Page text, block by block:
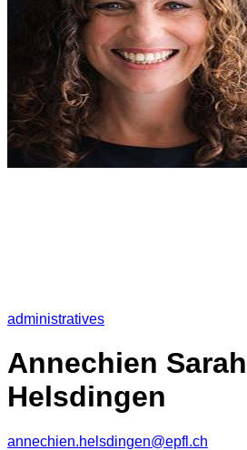
administratives
Annechien Sarah
Helsdingen
annechien.helsdingen@epfl.ch